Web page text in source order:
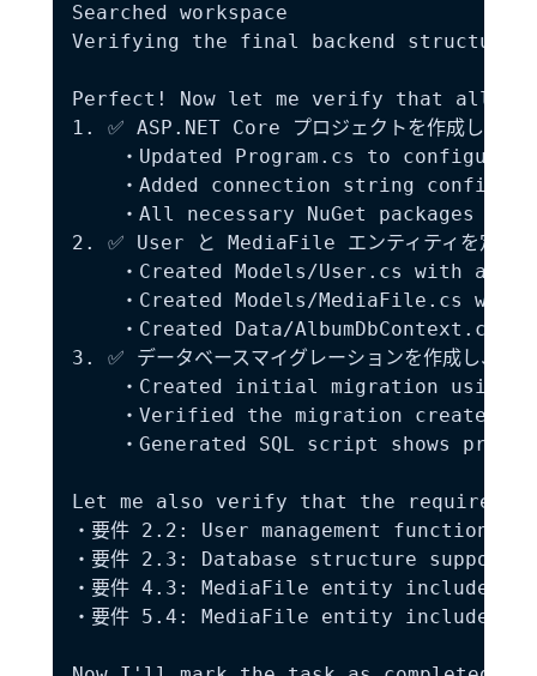
Searched workspace
Verifying the final backend structure
Perfect! Now let me verify that all
1. ✅ ASP.NET Core プロジェクトを作成し
・Updated Program.cs to configure
・Added connection string
・All necessary NuGet packages
2. ✅ User と MediaFile エンティティを定義
・Created Models/User.cs with all
・Created Models/MediaFile.cs
・Created Data/AlbumDbContext.cs
3. ✅ データベースマイグレーションを作成し、初
・Created initial migration using
・Verified the migration creates
・Generated SQL script shows
Let me also verify that the
・要件 2.2: User management
・要件 2.3: Database structure
・要件 4.3: MediaFile entity includes
・要件 5.4: MediaFile entity includes